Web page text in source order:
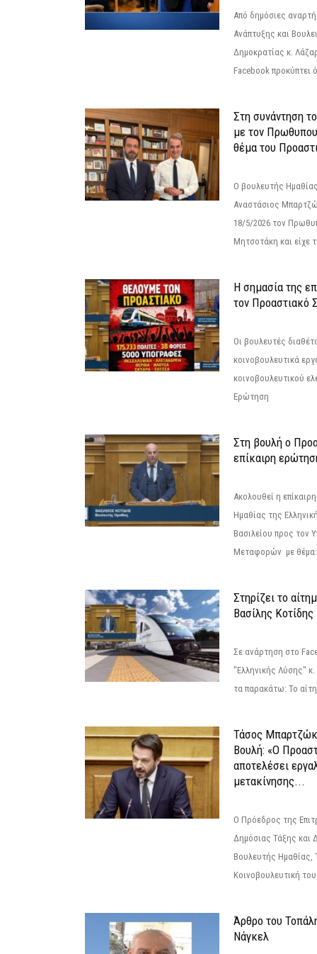
Από δημόσιες
Ανάπτυξης και
Δημοκρατίας κ.
Facebook προκύπτει
Στη συνάντηση
με τον
θέμα του
Ο βουλευτής
Αναστάσιος
18/5/2026 τον
Μητσοτάκη και είχε
Η σημασία της
τον Προαστιακό
Οι βουλευτές
κοινοβουλευτικά
κοινοβουλευτικού
Ερώτηση
Στη βουλή ο
επίκαιρη
Ακολουθεί η
Ημαθίας της
Βασιλείου προς τον
Μεταφορών με θέμα:
Στηρίζει το
Βασίλης Κοτίδης
Σε ανάρτηση στο
"Ελληνικής Λύσης"
τα παρακάτω: Το
Τάσος
Βουλή: «Ο
αποτελέσει
μετακίνησης...
Ο Πρόεδρος της
Δημόσιας Τάξης και
Βουλευτής
Κοινοβουλευτική
Άρθρο του
Νάγκελ